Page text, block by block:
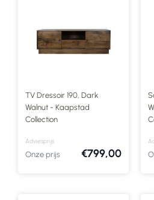
TV Dressoir 190, Dark
Walnut - Kaapstad
Collection
Adviesprijs
Onze prijs €799,00